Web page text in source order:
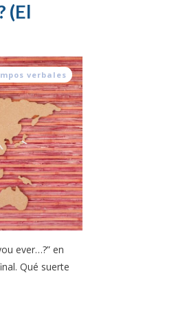
(El
verbales
ever…?” en
Qué suerte